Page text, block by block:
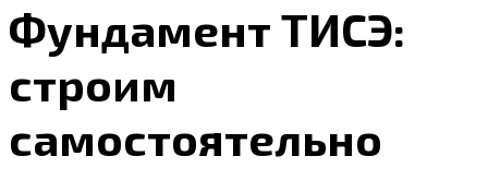
Фундамент ТИСЭ:
строим
самостоятельно